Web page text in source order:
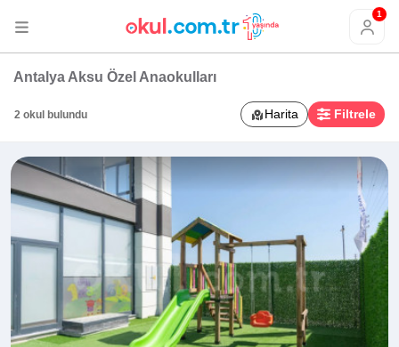
1
Antalya Aksu Özel Anaokulları
2 okul bulundu Harita Filtrele